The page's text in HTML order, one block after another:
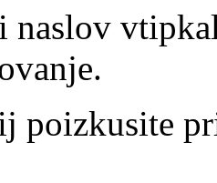
naslov
poizkusite